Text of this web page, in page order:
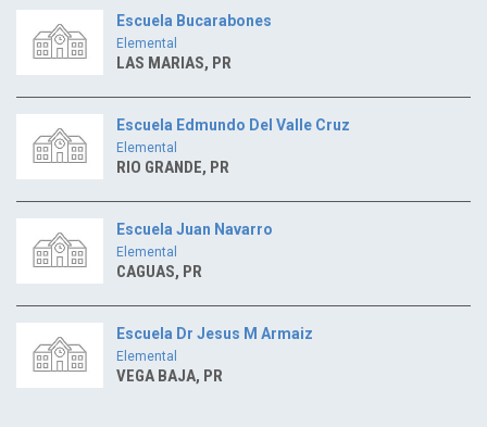
Escuela Bucarabones
Elemental
LAS MARIAS, PR
Escuela Edmundo Del Valle Cruz
Elemental
RIO GRANDE, PR
Escuela Juan Navarro
Elemental
CAGUAS, PR
Escuela Dr Jesus M Armaiz
Elemental
VEGA BAJA, PR